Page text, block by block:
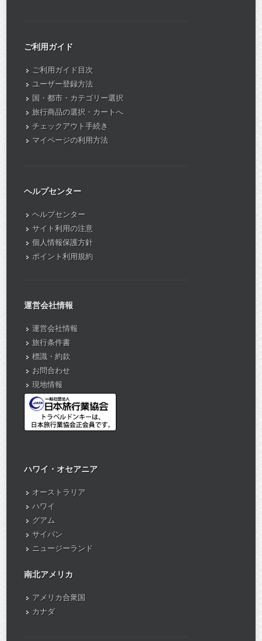
ご利用ガイド
ご利用ガイド目次
ユーザー登録方法
国・都市・カテゴリー選択
旅行商品の選択・カートへ
チェックアウト手続き
マイページの利用方法
ヘルプセンター
ヘルプセンター
サイト利用の注意
個人情報保護方針
ポイント利用規約
運営会社情報
運営会社情報
旅行条件書
標識・約款
お問合わせ
現地情報
ハワイ・オセアニア
オーストラリア
ハワイ
グアム
サイパン
ニュージーランド
南北アメリカ
アメリカ合衆国
カナダ